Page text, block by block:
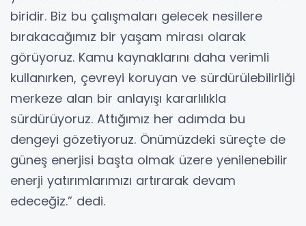
biridir. Biz bu çalışmaları gelecek nesillere
bırakacağımız bir yaşam mirası olarak
görüyoruz. Kamu kaynaklarını daha verimli
kullanırken, çevreyi koruyan ve sürdürülebilirliği
merkeze alan bir anlayışı kararlılıkla
sürdürüyoruz. Attığımız her adımda bu
dengeyi gözetiyoruz. Önümüzdeki süreçte de
güneş enerjisi başta olmak üzere yenilenebilir
enerji yatırımlarımızı artırarak devam
edeceğiz.” dedi.